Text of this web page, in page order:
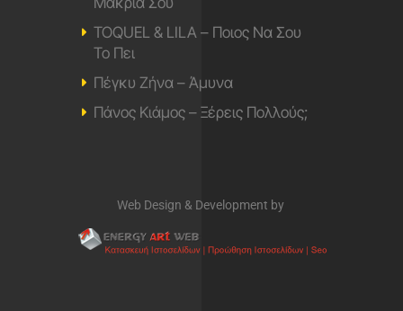
TOQUEL & LILA – Ποιος Να Σου
Το Πει
Πέγκυ Ζήνα – Άμυνα
Πάνος Κιάμος – Ξέρεις Πολλούς;
Web Design & Development by